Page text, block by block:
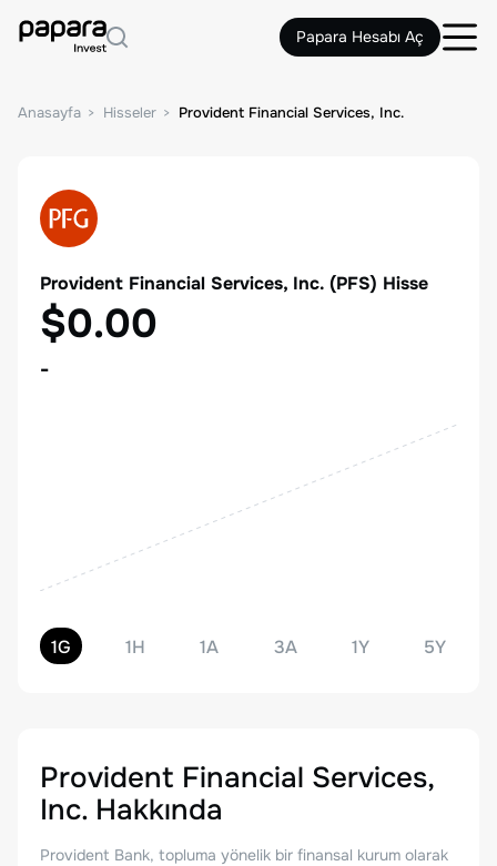
Papara Hesabı Aç
Anasayfa Hisseler Provident Financial Services, Inc.
Provident Financial Services, Inc. (PFS) Hisse
$0.00
-
1G 1H 1A 3A 1Y 5Y
Provident Financial Services,
Inc. Hakkında
Provident Bank, topluma yönelik bir finansal kurum olarak